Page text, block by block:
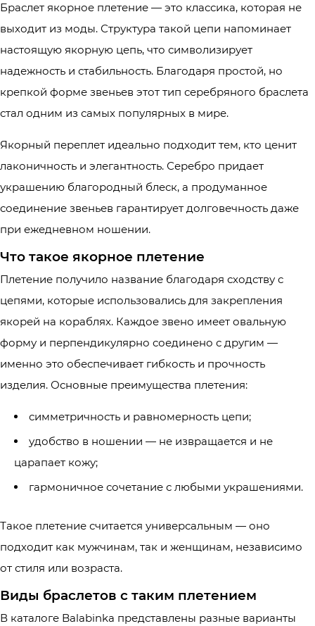
Браслет якорное плетение — это классика, которая не
выходит из моды. Структура такой цепи напоминает
настоящую якорную цепь, что символизирует
надежность и стабильность. Благодаря простой, но
крепкой форме звеньев этот тип серебряного браслета
стал одним из самых популярных в мире.
Якорный переплет идеально подходит тем, кто ценит
лаконичность и элегантность. Серебро придает
украшению благородный блеск, а продуманное
соединение звеньев гарантирует долговечность даже
при ежедневном ношении.
Что такое якорное плетение
Плетение получило название благодаря сходству с
цепями, которые использовались для закрепления
якорей на кораблях. Каждое звено имеет овальную
форму и перпендикулярно соединено с другим —
именно это обеспечивает гибкость и прочность
изделия. Основные преимущества плетения:
симметричность и равномерность цепи;
удобство в ношении — не извращается и не
царапает кожу;
гармоничное сочетание с любыми украшениями.
Такое плетение считается универсальным — оно
подходит как мужчинам, так и женщинам, независимо
от стиля или возраста.
Виды браслетов с таким плетением
В каталоге Balabinka представлены разные варианты